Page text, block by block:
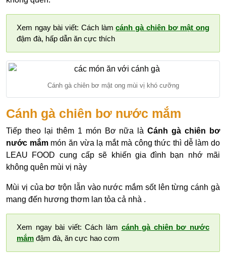
Xem ngay bài viết: Cách làmcánh gà chiên bơ mật ong
đậm đà, hấp dẫn ăn cực thích
Cánh gà chiên bơ mật ong mùi vị khó cưỡng
Cánh gà chiên bơ nước mắm
Tiếp theo lại thêm 1 món Bơ nữa làCánh gà chiên bơ
nước mắmmón ăn vừa lạ mắt mà công thức thì dễ làm do
LEAU FOOD cung cấp sẽ khiến gia đình bạn nhớ mãi
không quên mùi vị này
Mùi vị của bơ trộn lẫn vào nước mắm sốt lên từng cánh gà
mang đến hương thơm lan tỏa cả nhà .
Xem ngay bài viết: Cách làm cánh gà chiên bơ nước
mắm đậm đà, ăn cực hao cơm